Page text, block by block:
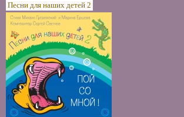
Песни для наших детей 2